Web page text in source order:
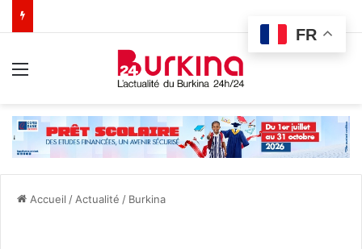
Accueil / Actualité / Burkina
FR